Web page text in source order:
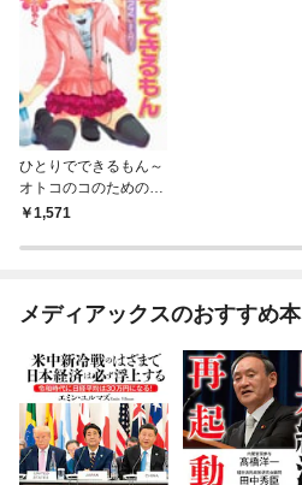
ひとりでできるもん～
オトコのコのためのア
ナニー入門～
1,571
メディアックスのおすすめ本